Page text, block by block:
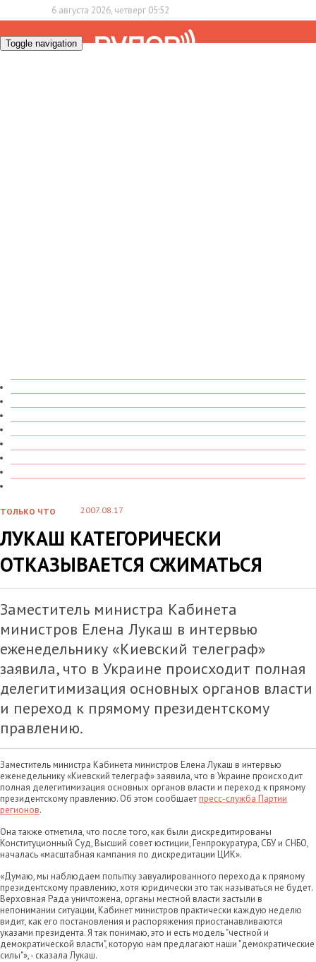
6 августа 2026, четверг 05:52
Toggle navigation
ТОЛЬКО ЧТО 2007.08.17
ЛУКАШ КАТЕГОРИЧЕСКИ
ОТКАЗЫВАЕТСЯ СЖИМАТЬСЯ
Заместитель министра Кабинета
министров Елена Лукаш в интервью
еженедельнику «Киевский телеграф»
заявила, что в Украине происходит полная
делегитимизация основных органов власти
и переход к прямому президентскому
правлению.
Заместитель министра Кабинета министров Елена Лукаш в интервью
еженедельнику «Киевский телеграф» заявила, что в Украине происходит
полная делегитимизация основных органов власти и переход к прямому
президентскому правлению. Об этом сообщаетпресс-служба Партии
регионов.
Она также отметила, что после того, как были дискредитированы
Конституционный Суд, Высший совет юстиции, Генпрокуратура, СБУ и СНБО,
началась «масштабная кампания по дискредитации ЦИК».
«Думаю, мы наблюдаем попытку завуалированного перехода к прямому
президентскому правлению, хотя юридически это так называться не будет.
Верховная Рада уничтожена, органы местной власти застыли в
непонимании ситуации, Кабинет министров практически каждую неделю
видит, как его постановления и распоряжения приостанавливаются
указами президента. Я так понимаю, это и есть модель "честной и
демократической власти", которую нам предлагают наши "демократические
силы"», - сказала Лукаш.